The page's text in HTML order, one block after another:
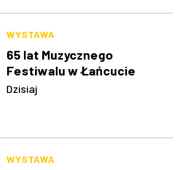
WYSTAWA
65 lat Muzycznego
Festiwalu w Łańcucie
Dzisiaj
WYSTAWA